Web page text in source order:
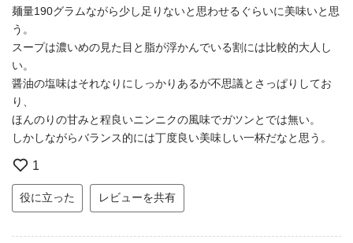
麺量190グラムながら少し足りないと思わせるぐらいに美味いと思
う。
スープは濃いめの見た目と脂が浮かんでいる割には比較的大人し
い。
醤油の塩味はそれなりにしっかりあるが不思議とさっぱりしてお
り、
ほんのりの甘みと程良いニンニクの風味でガツンとでは無い。
しかしながらバランス的には丁度良い美味しい一杯だなと思う。
1
役に立った レビューを共有